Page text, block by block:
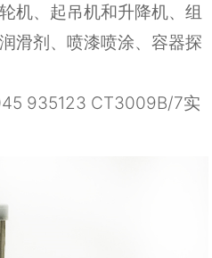
机、起吊机和升降机、组
滑剂、喷漆喷涂、容器探
935123 CT3009B/7实